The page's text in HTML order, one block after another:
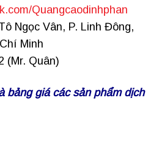
Quangcaodinhphan
Ngọc Vân, P. Linh Đông,
Minh
(Mr. Quân)
bảng giá các sản phẩm dịch